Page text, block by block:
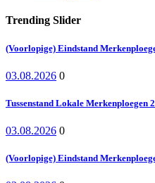
Trending Slider
(Voorlopige) Eindstand
03.08.2026 0
Tussenstand Lokale Merkenploegen
03.08.2026 0
(Voorlopige) Eindstand